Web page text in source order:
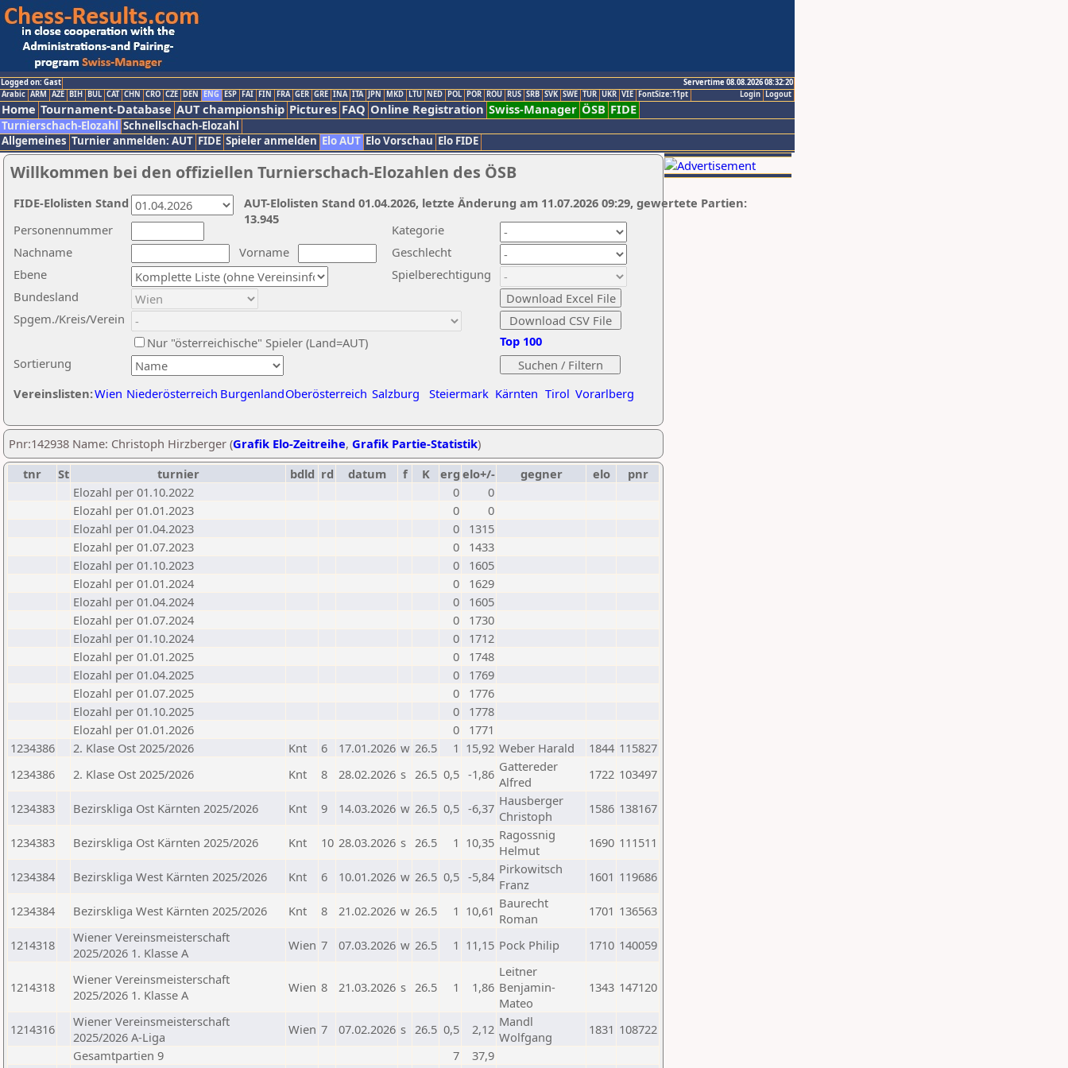
Logged on: Gast
Servertime 08.08.2026 08:32:20
Logout
Login
Arabic ARM AZE BIH BUL CAT CHN CRO CZE DEN ENG ESP FAI FIN FRA GER GRE INA ITA JPN MKD LTU NED POL POR ROU RUS SRB SVK SWE TUR UKR VIE FontSize:11pt
Home Tournament-Database AUT championship Pictures FAQ Online Registration Swiss-Manager ÖSB FIDE
Turnierschach-Elozahl Schnellschach-Elozahl
Allgemeines Turnier anmelden: AUT FIDE Spieler anmelden Elo AUT Elo Vorschau Elo FIDE
Willkommen bei den offiziellen Turnierschach-Elozahlen des ÖSB
Nachname
Vorname
Ebene
Kategorie
Sortierung
Personennummer
Bundesland
Spgem./Kreis/Verein
Geschlecht
Nur "österreichische" Spieler (Land=AUT)
Spielberechtigung
Vereinslisten:Wien Niederösterreich BurgenlandOberösterreich Salzburg Steiermark Kärnten Tirol Vorarlberg
Top 100
AUT-Elolisten Stand 01.04.2026, letzte Änderung am 11.07.2026 09:29, gewertete Partien:
13.945
FIDE-Elolisten Stand
Pnr:142938 Name: Christoph Hirzberger (Grafik Elo-Zeitreihe, Grafik Partie-Statistik)
tnr
St turnier bdld rd datum f K erg elo+/- gegner elo
pnr
Elozahl per 01.10.2022
0
0
Elozahl per 01.01.2023
0
0
Elozahl per 01.04.2023
0
1315
Elozahl per 01.07.2023
0
1433
Elozahl per 01.10.2023
0
1605
Elozahl per 01.01.2024
0
1629
Elozahl per 01.04.2024
0
1605
Elozahl per 01.07.2024
0
1730
Elozahl per 01.10.2024
0
1712
Elozahl per 01.01.2025
0
1748
Elozahl per 01.04.2025
0
1769
Elozahl per 01.07.2025
0
1776
Elozahl per 01.10.2025
0
1778
Elozahl per 01.01.2026
0
1771
1234386
2. Klase Ost 2025/2026 Knt 6 17.01.2026 w 26.5 1 15,92 Weber Harald 1844 115827
1234386
2. Klase Ost 2025/2026 Knt 8 28.02.2026 s 26.5 0,5 -1,86 Gattereder
Alfred
1722 103497
1234383 Bezirskliga Ost Kärnten 2025/2026 Knt 9 14.03.2026 w 26.5 0,5 -6,37 Hausberger
Christoph
1586 138167
1234383 Bezirskliga Ost Kärnten 2025/2026 Knt 10 28.03.2026 s 26.5 1 10,35 Ragossnig
Helmut
1690 111511
1234384 Bezirskliga West Kärnten 2025/2026 Knt 6 10.01.2026 w 26.5 0,5 -5,84 Pirkowitsch
Franz
1601 119686
1234384 Bezirskliga West Kärnten 2025/2026 Knt 8 21.02.2026 w 26.5 1 10,61 Baurecht
Roman
1701 136563
1214318
Wiener Vereinsmeisterschaft
2025/2026 1. Klasse A
Wien 7 07.03.2026 w 26.5 1 11,15 Pock Philip 1710 140059
1214318
Wiener Vereinsmeisterschaft
2025/2026 1. Klasse A
Wien 8 21.03.2026 s 26.5 1 1,86
Leitner
Benjamin-
Mateo
1343 147120
1214316
Wiener Vereinsmeisterschaft
2025/2026 A-Liga
Wien 7 07.02.2026 s 26.5 0,5 2,12 Mandl
Wolfgang
1831 108722
Gesamtpartien 9
7
37,9